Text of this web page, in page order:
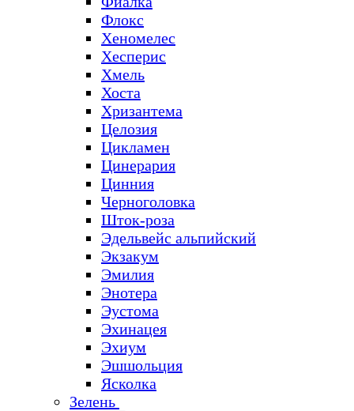
Флокс
Хеномелес
Хесперис
Хмель
Хоста
Хризантема
Целозия
Цикламен
Цинерария
Цинния
Черноголовка
Шток-роза
Эдельвейс альпийский
Экзакум
Эмилия
Энотера
Эустома
Эхинацея
Эхиум
Эшшольция
Ясколка
Зелень